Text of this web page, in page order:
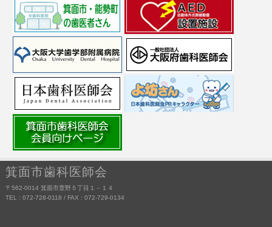
箕面市歯科医師会
〒562-0014 箕面市萱野５丁目１－１４
TEL : 072-728-0118 / FAX : 072-729-0134